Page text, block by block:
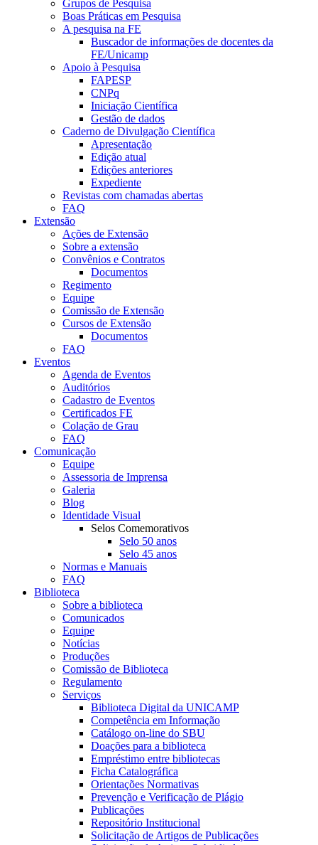
Grupos de Pesquisa
Boas Práticas em Pesquisa
A pesquisa na FE
Buscador de informações de docentes da
FE/Unicamp
Apoio à Pesquisa
FAPESP
CNPq
Iniciação Científica
Gestão de dados
Caderno de Divulgação Científica
Apresentação
Edição atual
Edições anteriores
Expediente
Revistas com chamadas abertas
FAQ
Extensão
Ações de Extensão
Sobre a extensão
Convênios e Contratos
Documentos
Regimento
Equipe
Comissão de Extensão
Cursos de Extensão
Documentos
FAQ
Eventos
Agenda de Eventos
Auditórios
Cadastro de Eventos
Certificados FE
Colação de Grau
FAQ
Comunicação
Equipe
Assessoria de Imprensa
Galeria
Blog
Identidade Visual
Selos Comemorativos
Selo 50 anos
Selo 45 anos
Normas e Manuais
FAQ
Biblioteca
Sobre a biblioteca
Comunicados
Equipe
Notícias
Produções
Comissão de Biblioteca
Regulamento
Serviços
Biblioteca Digital da UNICAMP
Competência em Informação
Catálogo on-line do SBU
Doações para a biblioteca
Empréstimo entre bibliotecas
Ficha Catalográfica
Orientações Normativas
Prevenção e Verificação de Plágio
Publicações
Repositório Institucional
Solicitação de Artigos de Publicações